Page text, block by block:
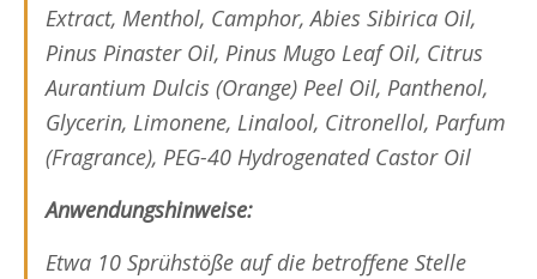
Extract, Menthol, Camphor, Abies Sibirica Oil,
Pinus Pinaster Oil, Pinus Mugo Leaf Oil, Citrus
Aurantium Dulcis (Orange) Peel Oil, Panthenol,
Glycerin, Limonene, Linalool, Citronellol, Parfum
(Fragrance), PEG-40 Hydrogenated Castor Oil
Anwendungshinweise:
Etwa 10 Sprühstöße auf die betroffene Stelle